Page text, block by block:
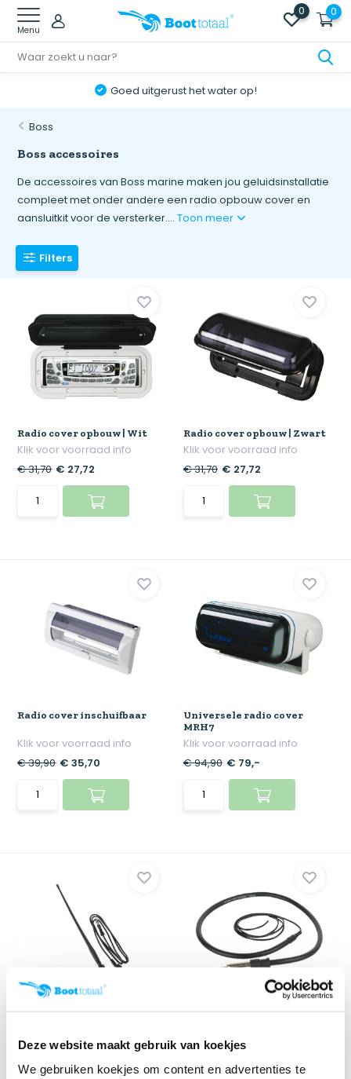
Deze website maakt gebruik van koekjes
We gebruiken koekjes om content en advertenties te
Menu
0 0
Goed uitgerust het water op!
Boss
Boss accessoires
De accessoires van Boss marine maken jou geluidsinstallatie
compleet met onder andere een radio opbouw cover en
aansluitkit voor de versterker....Toon meer
Filters
Radio cover opbouw | Wit
Klik voor voorraad info
€ 31,70 € 27,72
Radio cover opbouw | Zwart
Klik voor voorraad info
€ 31,70 € 27,72
Radio cover inschuifbaar
Klik voor voorraad info
€ 39,90 € 35,70
Universele radio cover
MRH7
Klik voor voorraad info
€ 94,90 € 79,-
Marine rubber antenne |
Klik voor voorraad info
Radio antenne
Klik voor voorraad info
€ 7,99